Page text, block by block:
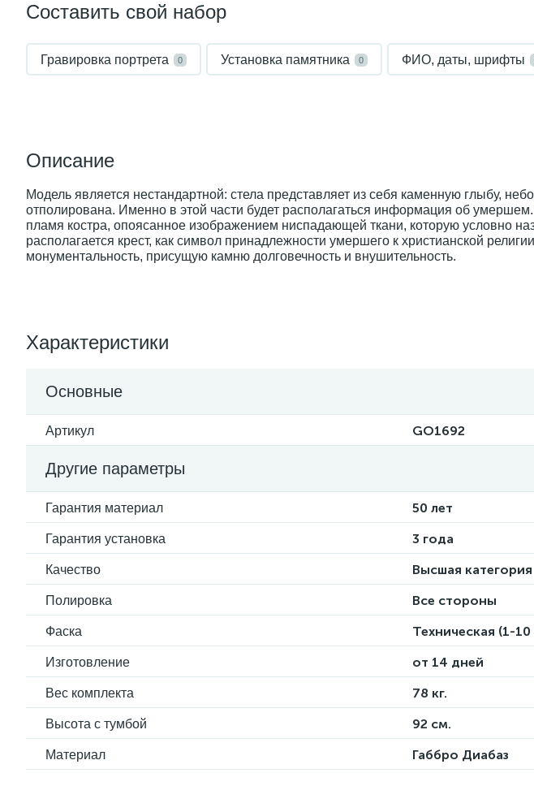
Составить свой набор
Гравировка портрета 0 Установка памятника 0 ФИО, даты, шрифты
Описание
Модель является нестандартной: стела представляет из себя каменную глыбу,
отполирована. Именно в этой части будет располагаться информация об
пламя костра, опоясанное изображением ниспадающей ткани, которую условно
располагается крест, как символ принадлежности умершего к христианской
монументальность, присущую камню долговечность и внушительность.
Характеристики
Основные
Артикул GO1692
Другие параметры
Гарантия материал 50 лет
Гарантия установка 3 года
Качество Высшая категория
Полировка Все стороны
Фаска Техническая (1-
Изготовление от 14 дней
Вес комплекта 78 кг.
Высота с тумбой 92 см.
Материал Габбро Диабаз